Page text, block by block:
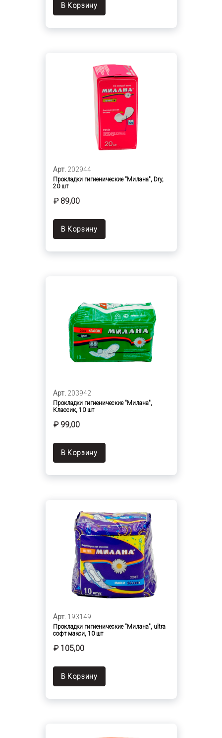
В Корзину
Арт. 202944
Прокладки гигиенические "Милана", Dry,
20 шт
₽ 89,00
В Корзину
Арт. 203942
Прокладки гигиенические "Милана",
Классик, 10 шт
₽ 99,00
В Корзину
Арт. 193149
Прокладки гигиенические "Милана", ultra
софт макси, 10 шт
₽ 105,00
В Корзину